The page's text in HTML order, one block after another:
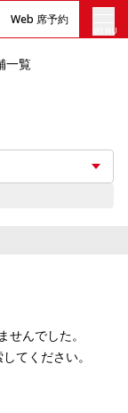
Web 席予約
MENU
一覧